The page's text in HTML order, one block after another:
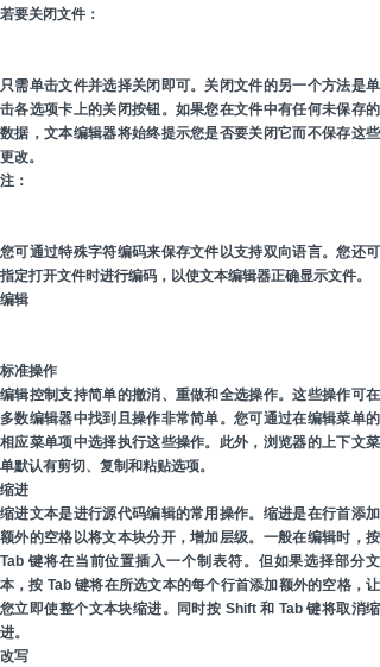
若要关闭文件：
只需单击文件并选择关闭即可。关闭文件的另一个方法是单
击各选项卡上的关闭按钮。如果您在文件中有任何未保存的
数据，文本编辑器将始终提示您是否要关闭它而不保存这些
更改。
注：
您可通过特殊字符编码来保存文件以支持双向语言。您还可
指定打开文件时进行编码，以使文本编辑器正确显示文件。
编辑
标准操作
编辑控制支持简单的撤消、重做和全选操作。这些操作可在
多数编辑器中找到且操作非常简单。您可通过在编辑菜单的
相应菜单项中选择执行这些操作。此外，浏览器的上下文菜
单默认有剪切、复制和粘贴选项。
缩进
缩进文本是进行源代码编辑的常用操作。缩进是在行首添加
额外的空格以将文本块分开，增加层级。一般在编辑时，按
Tab 键将在当前位置插入一个制表符。但如果选择部分文
本，按 Tab 键将在所选文本的每个行首添加额外的空格，让
您立即使整个文本块缩进。同时按 Shift 和 Tab 键将取消缩
进。
改写